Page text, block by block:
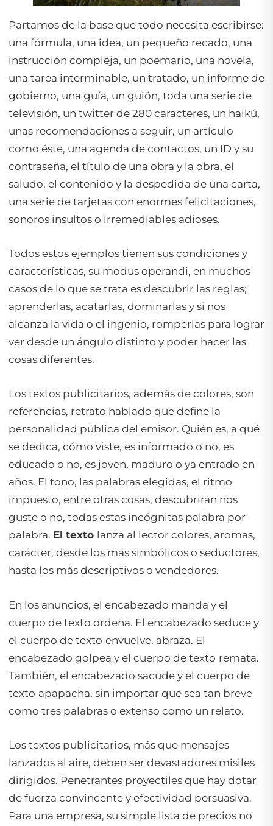
Partamos de la base que todo necesita escribirse:
una fórmula, una idea, un pequeño recado, una
instrucción compleja, un poemario, una novela,
una tarea interminable, un tratado, un informe de
gobierno, una guía, un guión, toda una serie de
televisión, un twitter de 280 caracteres, un haikú,
unas recomendaciones a seguir, un artículo
como éste, una agenda de contactos, un ID y su
contraseña, el título de una obra y la obra, el
saludo, el contenido y la despedida de una carta,
una serie de tarjetas con enormes felicitaciones,
sonoros insultos o irremediables adioses.
Todos estos ejemplos tienen sus condiciones y
características, su modus operandi, en muchos
casos de lo que se trata es descubrir las reglas;
aprenderlas, acatarlas, dominarlas y si nos
alcanza la vida o el ingenio, romperlas para lograr
ver desde un ángulo distinto y poder hacer las
cosas diferentes.
Los textos publicitarios, además de colores, son
referencias, retrato hablado que define la
personalidad pública del emisor. Quién es, a qué
se dedica, cómo viste, es informado o no, es
educado o no, es joven, maduro o ya entrado en
años. El tono, las palabras elegidas, el ritmo
impuesto, entre otras cosas, descubrirán nos
guste o no, todas estas incógnitas palabra por
palabra. El texto lanza al lector colores, aromas,
carácter, desde los más simbólicos o seductores,
hasta los más descriptivos o vendedores.
En los anuncios, el encabezado manda y el
cuerpo de texto ordena. El encabezado seduce y
el cuerpo de texto envuelve, abraza. El
encabezado golpea y el cuerpo de texto remata.
También, el encabezado sacude y el cuerpo de
texto apapacha, sin importar que sea tan breve
como tres palabras o extenso como un relato.
Los textos publicitarios, más que mensajes
lanzados al aire, deben ser devastadores misiles
dirigidos. Penetrantes proyectiles que hay dotar
de fuerza convincente y efectividad persuasiva.
Para una empresa, su simple lista de precios no